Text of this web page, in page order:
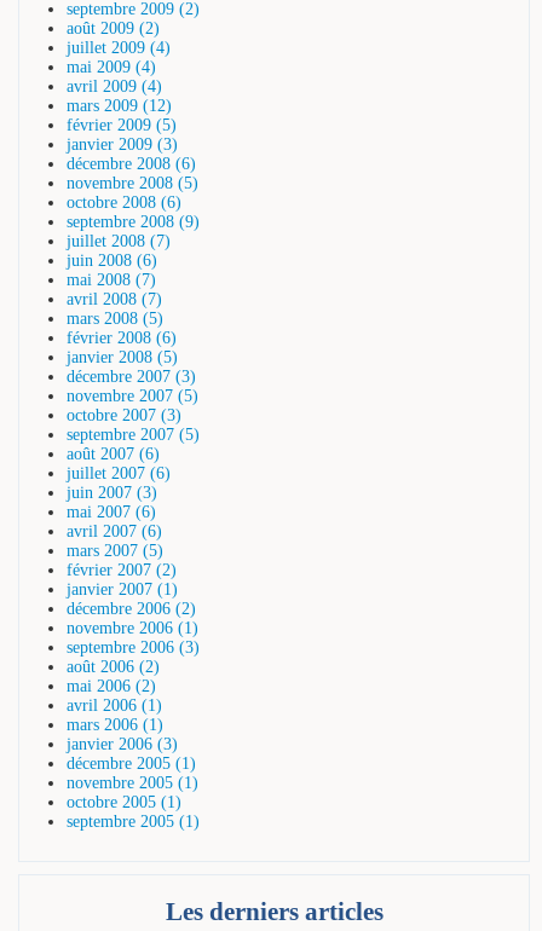
septembre 2009 (2)
août 2009 (2)
juillet 2009 (4)
mai 2009 (4)
avril 2009 (4)
mars 2009 (12)
février 2009 (5)
janvier 2009 (3)
décembre 2008 (6)
novembre 2008 (5)
octobre 2008 (6)
septembre 2008 (9)
juillet 2008 (7)
juin 2008 (6)
mai 2008 (7)
avril 2008 (7)
mars 2008 (5)
février 2008 (6)
janvier 2008 (5)
décembre 2007 (3)
novembre 2007 (5)
octobre 2007 (3)
septembre 2007 (5)
août 2007 (6)
juillet 2007 (6)
juin 2007 (3)
mai 2007 (6)
avril 2007 (6)
mars 2007 (5)
février 2007 (2)
janvier 2007 (1)
décembre 2006 (2)
novembre 2006 (1)
septembre 2006 (3)
août 2006 (2)
mai 2006 (2)
avril 2006 (1)
mars 2006 (1)
janvier 2006 (3)
décembre 2005 (1)
novembre 2005 (1)
octobre 2005 (1)
septembre 2005 (1)
Les derniers articles